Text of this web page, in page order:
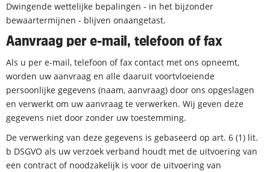
Dwingende wettelijke bepalingen - in het bijzonder
bewaartermijnen - blijven onaangetast.
Aanvraag per e-mail, telefoon of fax
Als u per e-mail, telefoon of fax contact met ons opneemt,
worden uw aanvraag en alle daaruit voortvloeiende
persoonlijke gegevens (naam, aanvraag) door ons opgeslagen
en verwerkt om uw aanvraag te verwerken. Wij geven deze
gegevens niet door zonder uw toestemming.
De verwerking van deze gegevens is gebaseerd op art. 6 (1) lit.
b DSGVO als uw verzoek verband houdt met de uitvoering van
een contract of noodzakelijk is voor de uitvoering van